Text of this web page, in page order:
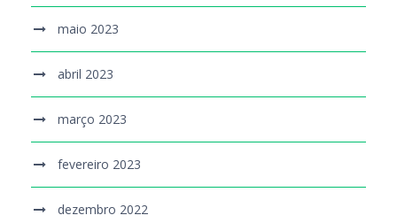
maio 2023
abril 2023
março 2023
fevereiro 2023
dezembro 2022